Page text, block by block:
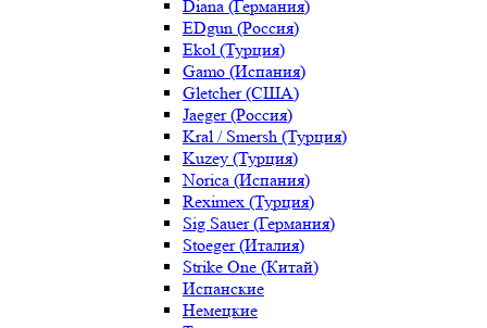
Diana (Германия)
EDgun (Россия)
Ekol (Турция)
Gamo (Испания)
Gletcher (США)
Jaeger (Россия)
Kral / Smersh (Турция)
Kuzey (Турция)
Norica (Испания)
Reximex (Турция)
Sig Sauer (Германия)
Stoeger (Италия)
Strike One (Китай)
Испанские
Немецкие